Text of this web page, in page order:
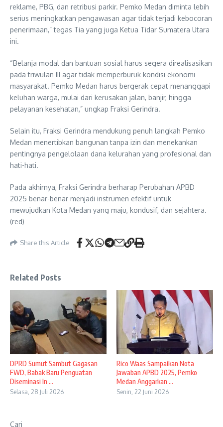
reklame, PBG, dan retribusi parkir. Pemko Medan diminta lebih
serius meningkatkan pengawasan agar tidak terjadi kebocoran
penerimaan,” tegas Tia yang juga Ketua Tidar Sumatera Utara
ini.
“Belanja modal dan bantuan sosial harus segera direalisasikan
pada triwulan III agar tidak memperburuk kondisi ekonomi
masyarakat. Pemko Medan harus bergerak cepat menanggapi
keluhan warga, mulai dari kerusakan jalan, banjir, hingga
pelayanan kesehatan,” ungkap Fraksi Gerindra.
Selain itu, Fraksi Gerindra mendukung penuh langkah Pemko
Medan menertibkan bangunan tanpa izin dan menekankan
pentingnya pengelolaan dana kelurahan yang profesional dan
hati-hati.
Pada akhirnya, Fraksi Gerindra berharap Perubahan APBD
2025 benar-benar menjadi instrumen efektif untuk
mewujudkan Kota Medan yang maju, kondusif, dan sejahtera.
(red)
Share this Article
Related Posts
DPRD Sumut Sambut Gagasan
FWD, Babak Baru Penguatan
Diseminasi In ...
Selasa, 28 Juli 2026
Rico Waas Sampaikan Nota
Jawaban APBD 2025, Pemko
Medan Anggarkan ...
Senin, 22 Juni 2026
Cari